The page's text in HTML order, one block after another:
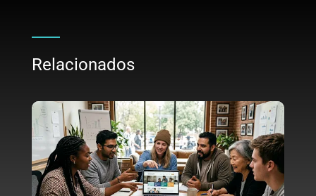
Relacionados